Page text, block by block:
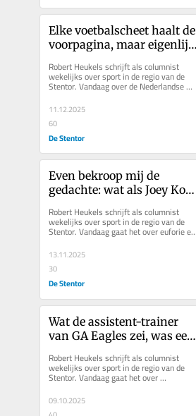
Elke voetbalscheet haalt de
voorpagina, maar eigenlijk
aandacht
Robert Heukels schrijft als columnist
wekelijks over sport in de regio van de
Stentor. Vandaag over de Nederlandse
handbalvrouwen, en het WK-wonder...
11.12.2025
60
De Stentor
Even bekroop mij de
gedachte: wat als Joey Kooij
Feyenoord had gegeven?
Robert Heukels schrijft als columnist
wekelijks over sport in de regio van de
Stentor. Vandaag gaat het over euforie en
misère, en hoe dun het...
13.11.2025
30
De Stentor
Wat de assistent-trainer
van GA Eagles zei, was een
Robert Heukels schrijft als columnist
wekelijks over sport in de regio van de
Stentor. Vandaag gaat het over
complimenten, kritiek en verwachtingen:...
09.10.2025